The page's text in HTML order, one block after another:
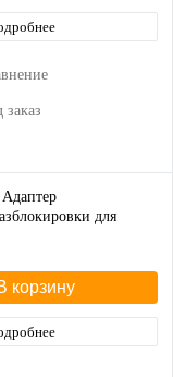
заказ
для
корзину